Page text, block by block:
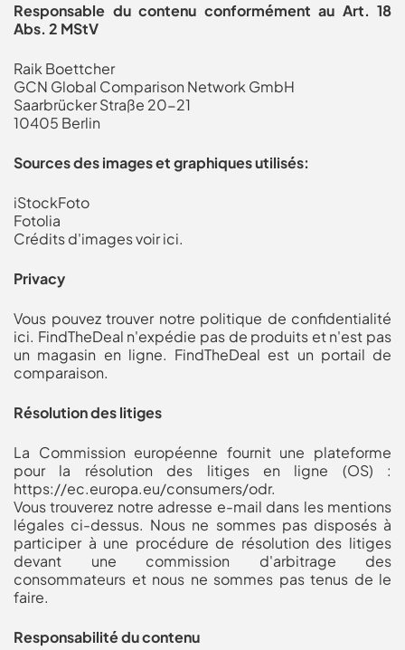
Responsable du contenu conformément au Art. 18
Abs. 2 MStV
Raik Boettcher
GCN Global Comparison Network GmbH
Saarbrücker Straße 20-21
10405 Berlin
Sources des images et graphiques utilisés:
iStockFoto
Fotolia
Crédits d'images voir ici.
Privacy
Vous pouvez trouver notre politique de confidentialité
ici. FindTheDeal n'expédie pas de produits et n'est pas
un magasin en ligne. FindTheDeal est un portail de
comparaison.
Résolution des litiges
La Commission européenne fournit une plateforme
pour la résolution des litiges en ligne (OS) :
https://ec.europa.eu/consumers/odr.
Vous trouverez notre adresse e-mail dans les mentions
légales ci-dessus. Nous ne sommes pas disposés à
participer à une procédure de résolution des litiges
devant une commission d'arbitrage des
consommateurs et nous ne sommes pas tenus de le
faire.
Responsabilité du contenu